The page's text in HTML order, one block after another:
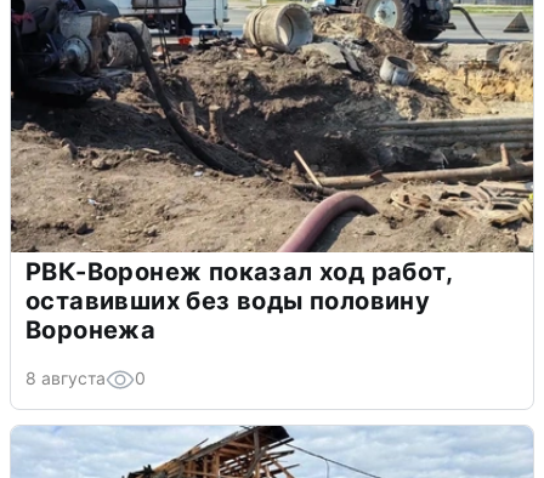
РВК-Воронеж показал ход работ,
оставивших без воды половину
Воронежа
8 августа 0